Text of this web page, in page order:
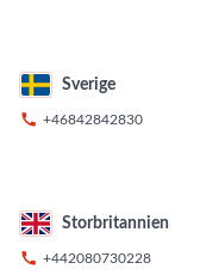
Sverige
 +46842842830
Storbritannien
 +442080730228